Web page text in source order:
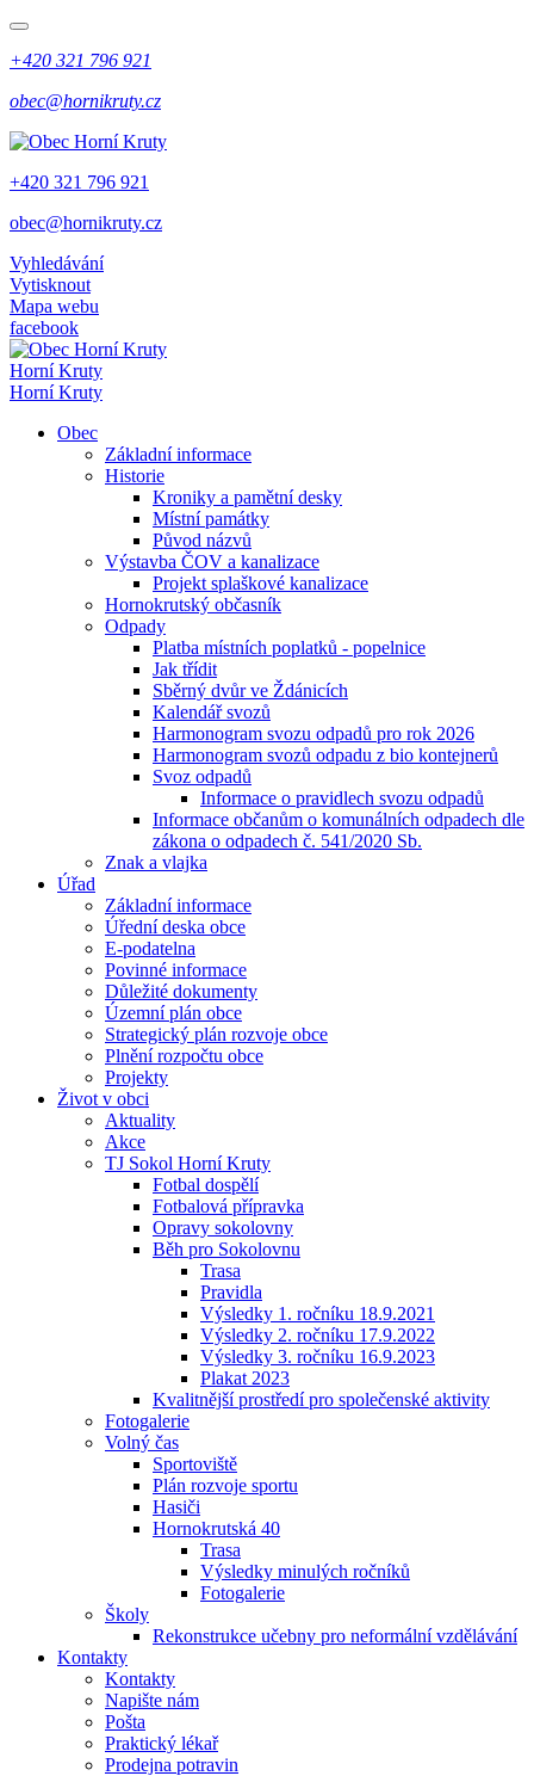
+420 321 796 921
obec@hornikruty.cz
+420 321 796 921
obec@hornikruty.cz
Vyhledávání
Vytisknout
Mapa webu
facebook
Horní Kruty
Horní Kruty
Obec
Základní informace
Historie
Kroniky a pamětní desky
Místní památky
Původ názvů
Výstavba ČOV a kanalizace
Projekt splaškové kanalizace
Hornokrutský občasník
Odpady
Platba místních poplatků - popelnice
Jak třídit
Sběrný dvůr ve Ždánicích
Kalendář svozů
Harmonogram svozu odpadů pro rok 2026
Harmonogram svozů odpadu z bio kontejnerů
Svoz odpadů
Informace o pravidlech svozu odpadů
Informace občanům o komunálních odpadech dle
zákona o odpadech č. 541/2020 Sb.
Znak a vlajka
Úřad
Základní informace
Úřední deska obce
E-podatelna
Povinné informace
Důležité dokumenty
Územní plán obce
Strategický plán rozvoje obce
Plnění rozpočtu obce
Projekty
Život v obci
Aktuality
Akce
TJ Sokol Horní Kruty
Fotbal dospělí
Fotbalová přípravka
Opravy sokolovny
Běh pro Sokolovnu
Trasa
Pravidla
Výsledky 1. ročníku 18.9.2021
Výsledky 2. ročníku 17.9.2022
Výsledky 3. ročníku 16.9.2023
Plakat 2023
Kvalitnější prostředí pro společenské aktivity
Fotogalerie
Volný čas
Sportoviště
Plán rozvoje sportu
Hasiči
Hornokrutská 40
Trasa
Výsledky minulých ročníků
Fotogalerie
Školy
Rekonstrukce učebny pro neformální vzdělávání
Kontakty
Kontakty
Napište nám
Pošta
Praktický lékař
Prodejna potravin